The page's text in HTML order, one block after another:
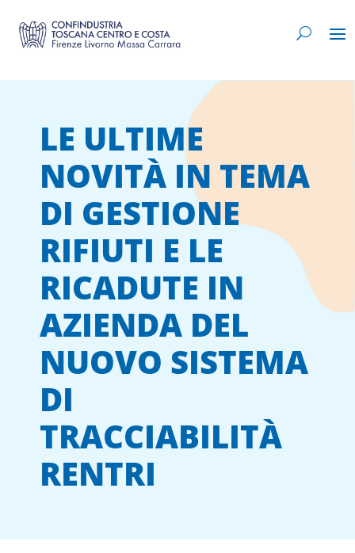
LE ULTIME
NOVITÀ IN TEMA
DI GESTIONE
RIFIUTI E LE
RICADUTE IN
AZIENDA DEL
NUOVO SISTEMA
DI
TRACCIABILITÀ
RENTRI